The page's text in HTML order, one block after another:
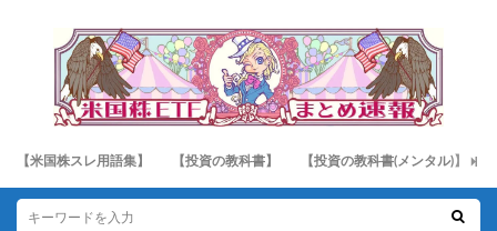
【米国株スレ用語集】 【投資の教科書】 【投資の教科書(メンタル)】